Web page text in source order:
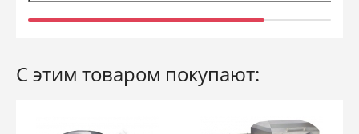
С этим товаром покупают: